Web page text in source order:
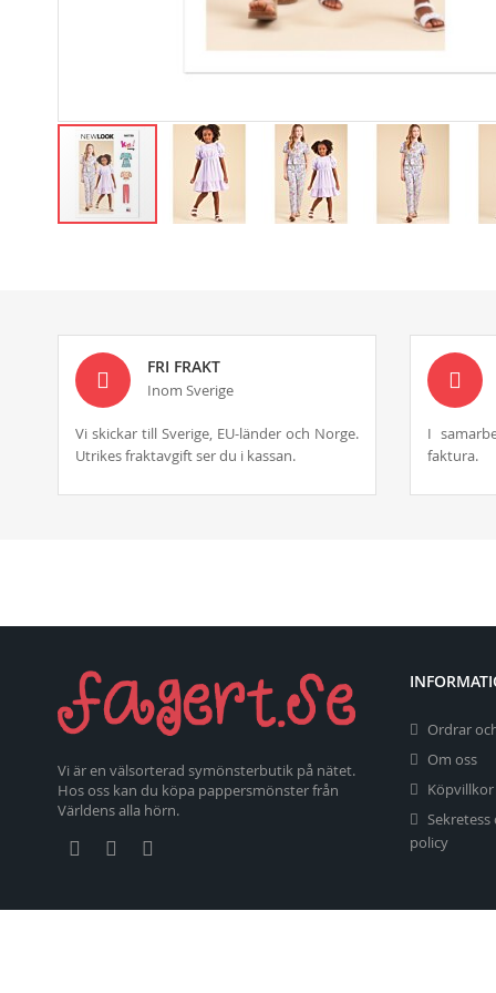
the
images
gallery
FRI FRAKT
Inom Sverige
Vi skickar till Sverige, EU-länder och Norge.
Utrikes fraktavgift ser du i kassan.
I
faktura.
Vi är en välsorterad symönsterbutik på nätet.
Hos oss kan du köpa pappersmönster från
Världens alla hörn.
Ordrar
Om oss
Köpvillkor
Sekretess
policy